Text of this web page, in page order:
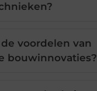
voordelen van
bouwinnovaties?